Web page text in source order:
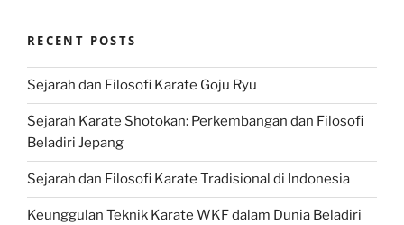
RECENT POSTS
Sejarah dan Filosofi Karate Goju Ryu
Sejarah Karate Shotokan: Perkembangan dan Filosofi
Beladiri Jepang
Sejarah dan Filosofi Karate Tradisional di Indonesia
Keunggulan Teknik Karate WKF dalam Dunia Beladiri